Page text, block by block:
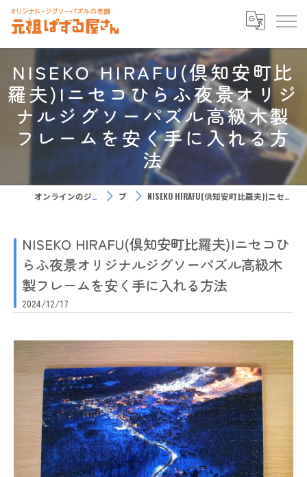
NISEKO HIRAFU(倶知安町比
羅夫)|ニセコひらふ夜景オリジ
ナルジグソーパズル高級木製
フレームを安く手に入れる方
法
オンラインのジグソーパズルなら元祖ぱずる屋さん ブログ NISEKO HIRAFU(倶知安町比羅夫)|ニセコひらふ夜景オリジナルジグソーパズル高級木製フレームを安く手に入れる方法
NISEKO HIRAFU(倶知安町比羅夫)|ニセコひ
らふ夜景オリジナルジグソーパズル高級木
製フレームを安く手に入れる方法
2024/12/17